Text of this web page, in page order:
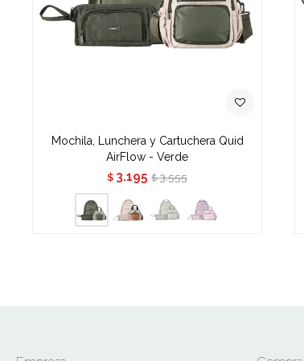
Mochila, Lunchera y Cartuchera Quid
AirFlow - Verde
$ 3.195 $ 3.555